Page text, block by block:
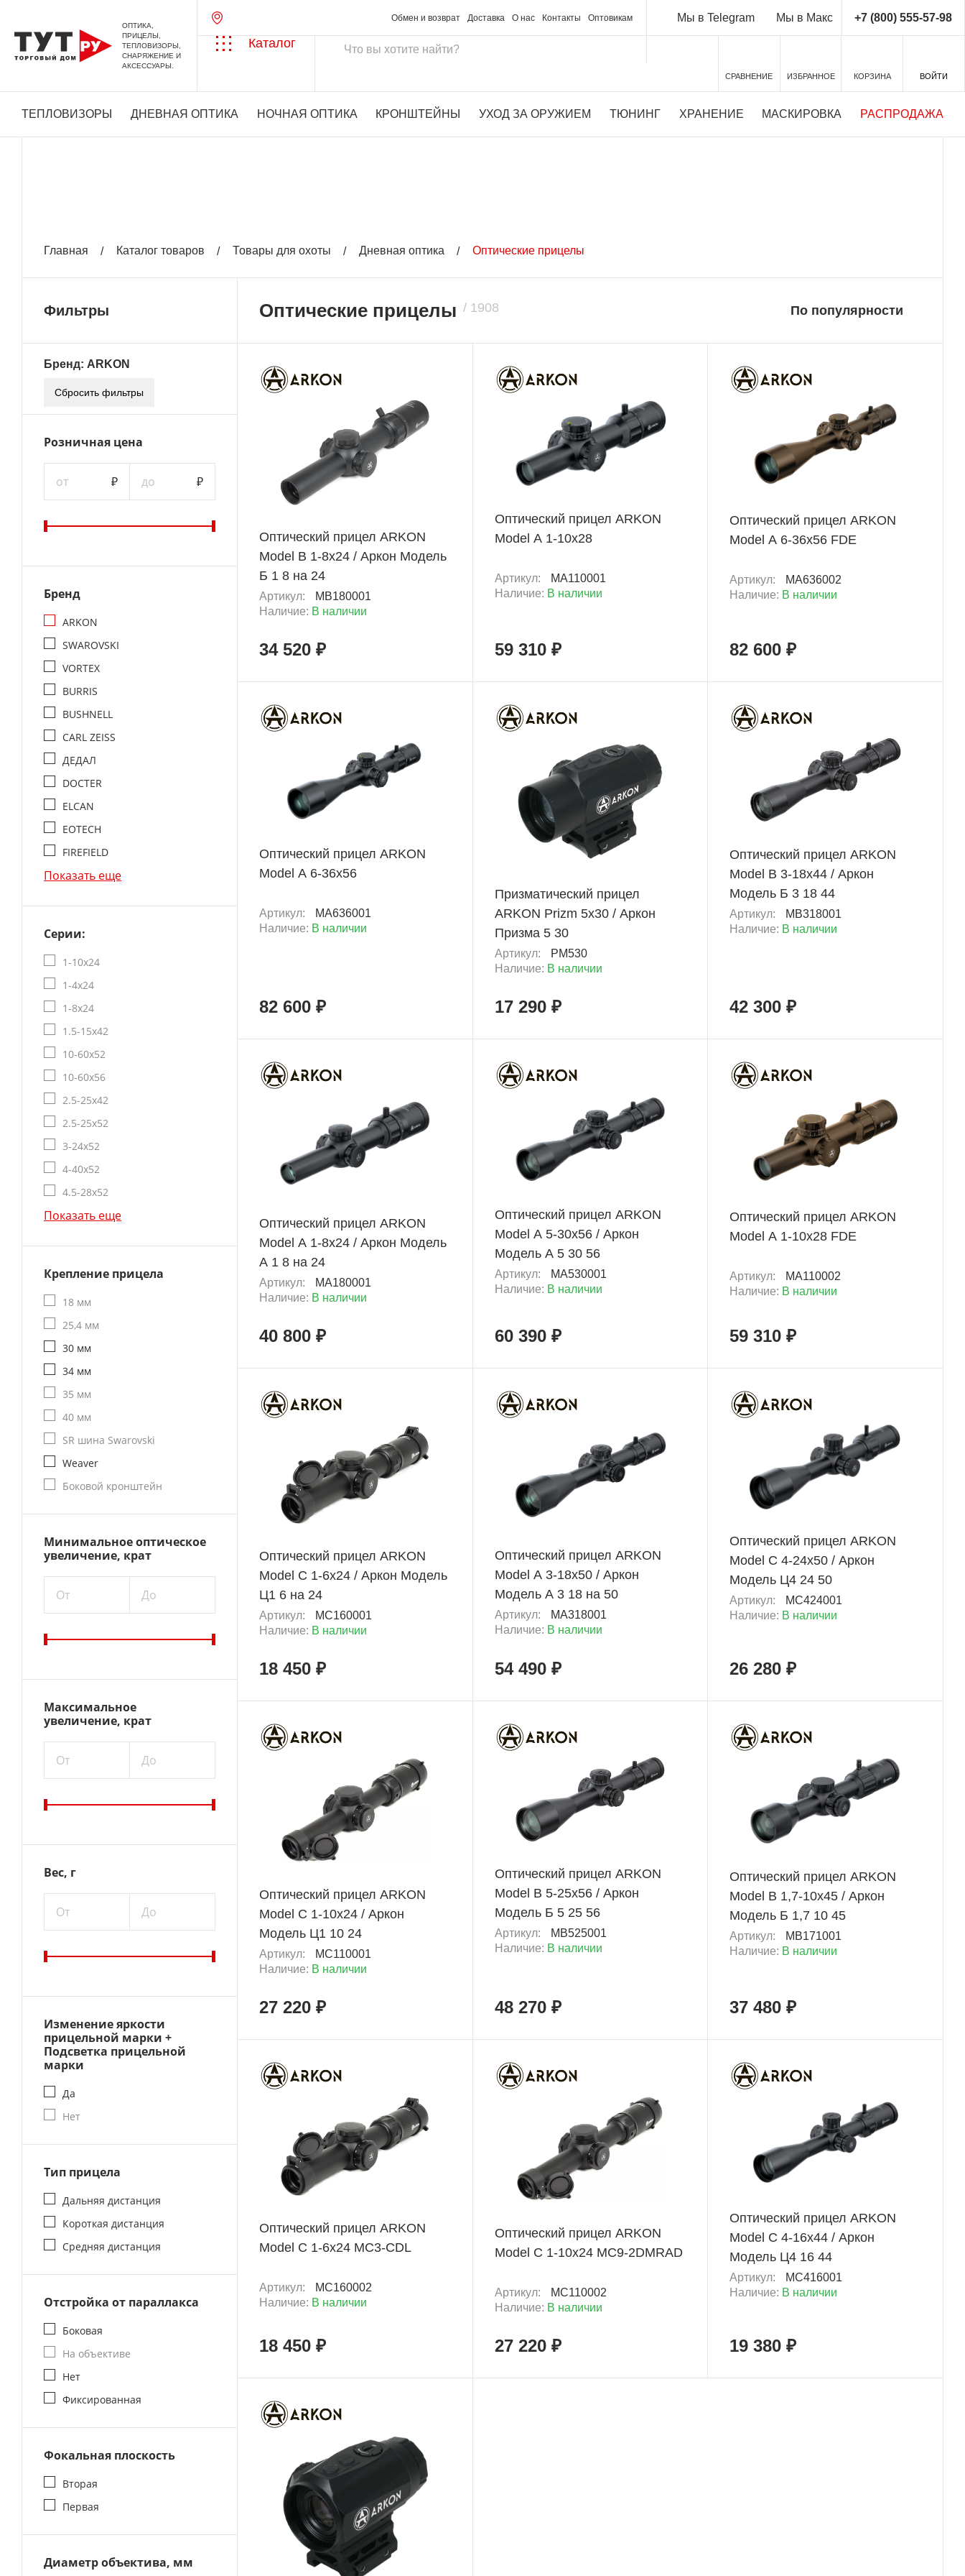
ОПТИКА,
ПРИЦЕЛЫ,
ТЕПЛОВИЗОРЫ,
СНАРЯЖЕНИЕ И
АКСЕССУАРЫ.
Обмен и возврат Доставка О нас Контакты Оптовикам Мы в Telegram Мы в Макс +7 (800) 555-57-98
Каталог
СРАВНЕНИЕ ИЗБРАННОЕ КОРЗИНА ВОЙТИ
ТЕПЛОВИЗОРЫ ДНЕВНАЯ ОПТИКА НОЧНАЯ ОПТИКА КРОНШТЕЙНЫ УХОД ЗА ОРУЖИЕМ ТЮНИНГ ХРАНЕНИЕ МАСКИРОВКА РАСПРОДАЖА
Главная Каталог товаров Товары для охоты Дневная оптика Оптические прицелы
Фильтры
Бренд: ARKON
Сбросить фильтры
Розничная цена
от ₽ до ₽
Бренд
ARKON
SWAROVSKI
VORTEX
BURRIS
BUSHNELL
CARL ZEISS
ДЕДАЛ
DOCTER
ELCAN
EOTECH
FIREFIELD
Показать еще
Серии:
1-10x24
1-4x24
1-8x24
1.5-15x42
10-60x52
10-60x56
2.5-25x42
2.5-25x52
3-24x52
4-40x52
4.5-28x52
Показать еще
Крепление прицела
18 мм
25,4 мм
30 мм
34 мм
35 мм
40 мм
SR шина Swarovski
Weaver
Боковой кронштейн
Минимальное оптическое
увеличение, крат
От До
Максимальное
увеличение, крат
От До
Вес, г
От До
Изменение яркости
прицельной марки +
Подсветка прицельной
марки
Да
Нет
Тип прицела
Дальняя дистанция
Короткая дистанция
Средняя дистанция
Отстройка от параллакса
Боковая
На объективе
Нет
Фиксированная
Фокальная плоскость
Вторая
Первая
Диаметр объектива, мм
Оптические прицелы По популярности
+ 3 452 Б
Оптический прицел ARKON
Model B 1-8x24 / Аркон Модель
Б 1 8 на 24
Артикул:
MB180001
Наличие: В наличии
34 520 ₽
+ 5 931 Б
Оптический прицел ARKON
Model A 1-10х28
Артикул:
MA110001
Наличие: В наличии
59 310 ₽
+ 8 260 Б
Оптический прицел ARKON
Model A 6-36х56 FDE
Артикул:
MA636002
Наличие: В наличии
82 600 ₽
+ 8 260 Б
Оптический прицел ARKON
Model A 6-36х56
Артикул:
MA636001
Наличие: В наличии
82 600 ₽
Призматический прицел
ARKON Prizm 5x30 / Аркон
Призма 5 30
Артикул:
PM530
Наличие: В наличии
17 290 ₽
+ 4 230 Б
Оптический прицел ARKON
Model B 3-18х44 / Аркон
Модель Б 3 18 44
Артикул:
MB318001
Наличие: В наличии
42 300 ₽
+ 4 080 Б
Оптический прицел ARKON
Model A 1-8x24 / Аркон Модель
А 1 8 на 24
Артикул:
MA180001
Наличие: В наличии
40 800 ₽
+ 6 039 Б
Оптический прицел ARKON
Model A 5-30x56 / Аркон
Модель А 5 30 56
Артикул:
MA530001
Наличие: В наличии
60 390 ₽
+ 5 931 Б
Оптический прицел ARKON
Model A 1-10х28 FDE
Артикул:
MA110002
Наличие: В наличии
59 310 ₽
+ 1 845 Б
Оптический прицел ARKON
Model C 1-6x24 / Аркон Модель
Ц1 6 на 24
Артикул:
MC160001
Наличие: В наличии
18 450 ₽
+ 5 449 Б
Оптический прицел ARKON
Model A 3-18x50 / Аркон
Модель А 3 18 на 50
Артикул:
MA318001
Наличие: В наличии
54 490 ₽
+ 2 628 Б
Оптический прицел ARKON
Model C 4-24x50 / Аркон
Модель Ц4 24 50
Артикул:
MC424001
Наличие: В наличии
26 280 ₽
+ 2 722 Б
Оптический прицел ARKON
Model C 1-10x24 / Аркон
Модель Ц1 10 24
Артикул:
MC110001
Наличие: В наличии
27 220 ₽
+ 4 827 Б
Оптический прицел ARKON
Model B 5-25х56 / Аркон
Модель Б 5 25 56
Артикул:
MB525001
Наличие: В наличии
48 270 ₽
+ 3 748 Б
Оптический прицел ARKON
Model B 1,7-10x45 / Аркон
Модель Б 1,7 10 45
Артикул:
MB171001
Наличие: В наличии
37 480 ₽
+ 1 845 Б
Оптический прицел ARKON
Model C 1-6x24 MC3-CDL
Артикул:
MC160002
Наличие: В наличии
18 450 ₽
+ 2 722 Б
Оптический прицел ARKON
Model C 1-10x24 MC9-2DMRAD
Артикул:
MC110002
Наличие: В наличии
27 220 ₽
+ 1 938 Б
Оптический прицел ARKON
Model C 4-16x44 / Аркон
Модель Ц4 16 44
Артикул:
MC416001
Наличие: В наличии
19 380 ₽